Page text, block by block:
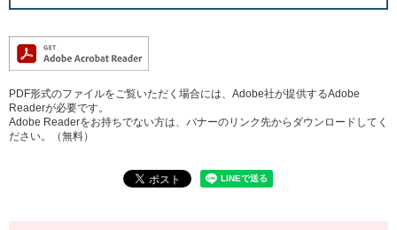
PDF形式のファイルをご覧いただく場合には、Adobe社が提供するAdobe
Readerが必要です。
Adobe Readerをお持ちでない方は、バナーのリンク先からダウンロードしてく
ださい。（無料）